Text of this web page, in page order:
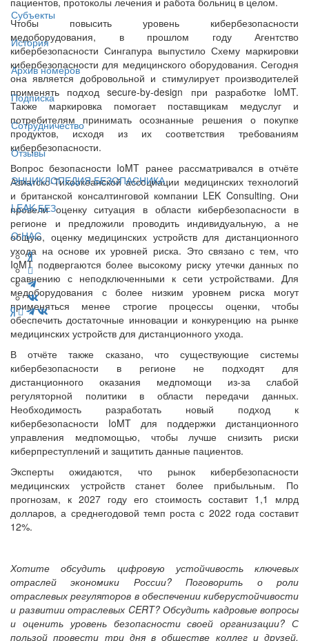
Субъекты
История
Архив номеров
Подписка
Сотрудничество
Отзывы
ЭНЦИКЛОПЕДИЯ БЕЗОПАСНИКА
LEAK-БЕЗ
О НАС
Чтобы повысить уровень кибербезопасности
медоборудования, в прошлом году Агентство
кибербезопасности Сингапура выпустило Схему маркировки
кибербезопасности для медицинского оборудования. Сегодня
она является добровольной и стимулирует производителей
применять подход secure-by-design при разработке IoMT.
Также маркировка помогает поставщикам медуслуг и
потребителям принимать осознанные решения о покупке
продуктов, исходя из их соответствия требованиям
кибербезопасности.
Вопрос безопасности IoMT ранее рассматривался в отчёте
Азиатско-Тихоокеанской ассоциации медицинских технологий
и британской консалтинговой компании LEK Consulting. Они
провели оценку ситуация в области кибербезопасности в
регионе и предложили проводить индивидуальную, а не
общую, оценку медицинских устройств для дистанционного
ухода на основе их уровней риска. Это связано с тем, что
IoMT подвергаются более высокому риску утечки данных по
сравнению с неподключенными к сети устройствами. Для
медоборудования с более низким уровнем риска могут
применяться менее строгие процессы оценки, чтобы
обеспечить достаточные инновации и конкуренцию на рынке
медицинских устройств для дистанционного ухода.
В отчёте также сказано, что существующие системы
кибербезопасности в регионе не подходят для
дистанционного оказания медпомощи из-за слабой
регуляторной политики в области передачи данных.
Необходимость разработать новый подход к
кибербезопасности IoMT для поддержки дистанционного
управления медпомощью, чтобы лучше снизить риски
киберпреступлений и защитить данные пациентов.
Эксперты ожидаются, что рынок кибербезопасности
медицинских устройств станет более прибыльным. По
прогнозам, к 2027 году его стоимость составит 1,1 млрд
долларов, а среднегодовой темп роста с 2022 года составит
12%.
Хотите обсудить цифровую устойчивость ключевых
отраслей экономики России? Поговорить о роли
отраслевых регуляторов в обеспечении киберустойчивости
и развитии отраслевых CERT? Обсудить кадровые вопросы
и оценить уровень безопасности своей организации? С
пользой провести три дня в обществе коллег и друзей,